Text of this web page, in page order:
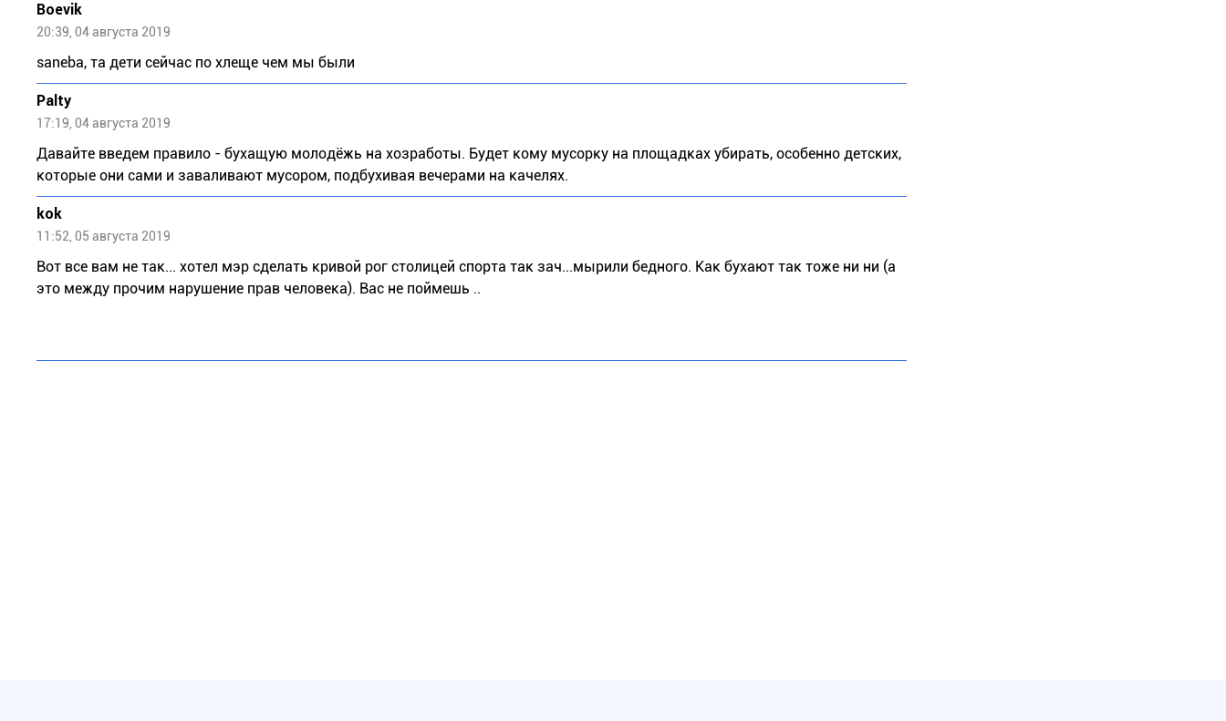
Boevik
20:39, 04 августа 2019
sаnеbа, та дети сейчас по хлеще чем мы были
Palty
17:19, 04 августа 2019
Давайте введем правило - бухащую молодёжь на хозработы. Будет кому мусорку на площадках убирать, особенно детских,
которые они сами и заваливают мусором, подбухивая вечерами на качелях.
kok
11:52, 05 августа 2019
Вот все вам не так... хотел мэр сделать кривой рог столицей спорта так зач...мырили бедного. Как бухают так тоже ни ни (а
это между прочим нарушение прав человека). Вас не поймешь ..